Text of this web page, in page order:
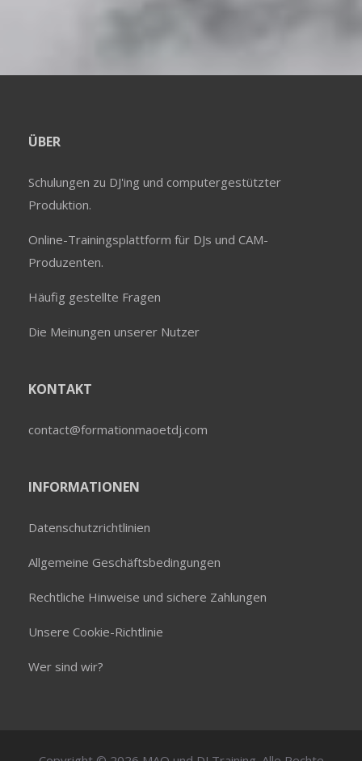
ÜBER
Schulungen zu DJ'ing und computergestützter
Produktion.
Online-Trainingsplattform für DJs und CAM-
Produzenten.
Häufig gestellte Fragen
Die Meinungen unserer Nutzer
KONTAKT
contact@formationmaoetdj.com
INFORMATIONEN
Datenschutzrichtlinien
Allgemeine Geschäftsbedingungen
Rechtliche Hinweise und sichere Zahlungen
Unsere Cookie-Richtlinie
Wer sind wir?